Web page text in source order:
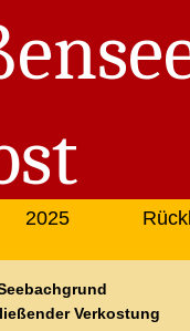
2025
Verkostung